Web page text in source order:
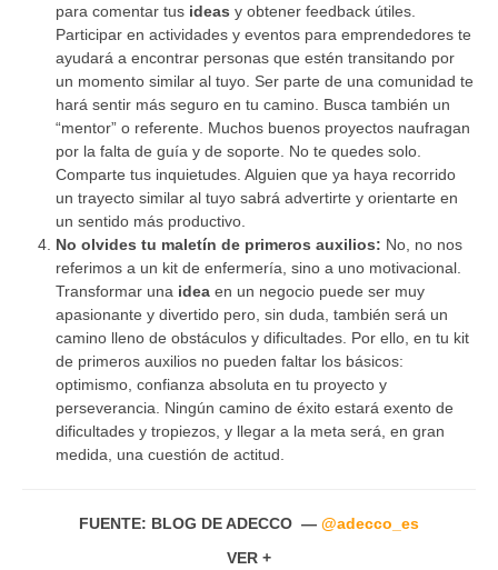
para comentar tus ideas y obtener feedback útiles.
Participar en actividades y eventos para emprendedores te
ayudará a encontrar personas que estén transitando por
un momento similar al tuyo. Ser parte de una comunidad te
hará sentir más seguro en tu camino. Busca también un
“mentor” o referente. Muchos buenos proyectos naufragan
por la falta de guía y de soporte. No te quedes solo.
Comparte tus inquietudes. Alguien que ya haya recorrido
un trayecto similar al tuyo sabrá advertirte y orientarte en
un sentido más productivo.
No olvides tu maletín de primeros auxilios: No, no nos
referimos a un kit de enfermería, sino a uno motivacional.
Transformar una idea en un negocio puede ser muy
apasionante y divertido pero, sin duda, también será un
camino lleno de obstáculos y dificultades. Por ello, en tu kit
de primeros auxilios no pueden faltar los básicos:
optimismo, confianza absoluta en tu proyecto y
perseverancia. Ningún camino de éxito estará exento de
dificultades y tropiezos, y llegar a la meta será, en gran
medida, una cuestión de actitud.
FUENTE: BLOG DE ADECCO — @adecco_es
VER +